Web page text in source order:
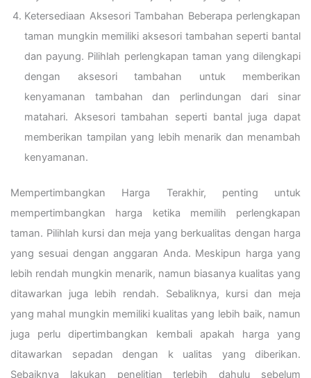
Ketersediaan Aksesori Tambahan Beberapa perlengkapan
taman mungkin memiliki aksesori tambahan seperti bantal
dan payung. Pilihlah perlengkapan taman yang dilengkapi
dengan aksesori tambahan untuk memberikan
kenyamanan tambahan dan perlindungan dari sinar
matahari. Aksesori tambahan seperti bantal juga dapat
memberikan tampilan yang lebih menarik dan menambah
kenyamanan.
Mempertimbangkan Harga Terakhir, penting untuk
mempertimbangkan harga ketika memilih perlengkapan
taman. Pilihlah kursi dan meja yang berkualitas dengan harga
yang sesuai dengan anggaran Anda. Meskipun harga yang
lebih rendah mungkin menarik, namun biasanya kualitas yang
ditawarkan juga lebih rendah. Sebaliknya, kursi dan meja
yang mahal mungkin memiliki kualitas yang lebih baik, namun
juga perlu dipertimbangkan kembali apakah harga yang
ditawarkan sepadan dengan k ualitas yang diberikan.
Sebaiknya lakukan penelitian terlebih dahulu sebelum